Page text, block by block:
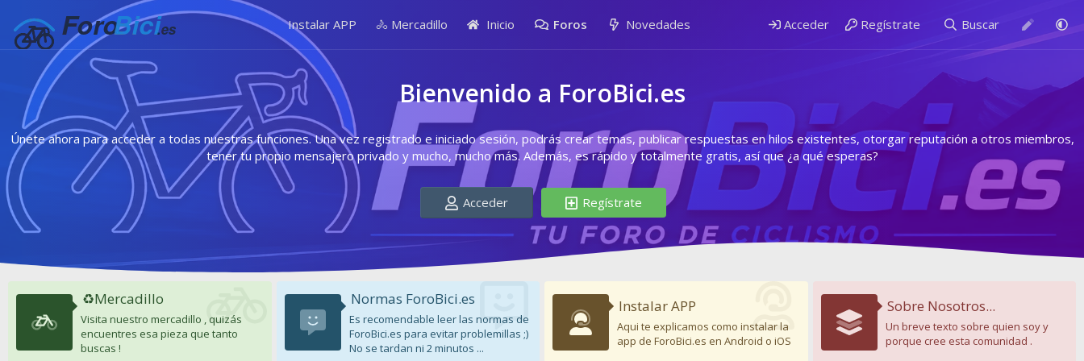
Instalar APP 🚴 Mercadillo Inicio Foros Novedades Acceder Regístrate Buscar
Bienvenido a ForoBici.es
Únete ahora para acceder a todas nuestras funciones. Una vez registrado e iniciado sesión, podrás crear temas, publicar respuestas en hilos existentes, otorgar reputación a otros miembros,
tener tu propio mensajero privado y mucho, mucho más. Además, es rápido y totalmente gratis, así que ¿a qué esperas?
Acceder Regístrate
♻️Mercadillo
Visita nuestro mercadillo , quizás
encuentres esa pieza que tanto
buscas !
Normas ForoBici.es
Es recomendable leer las normas de
ForoBici.es para evitar problemillas ;)
No se tardan ni 2 minutos ...
Instalar APP
Aqui te explicamos como instalar la
app de ForoBici.es en Android o iOS
Sobre Nosotros...
Un breve texto sobre quien soy y
porque cree esta comunidad .